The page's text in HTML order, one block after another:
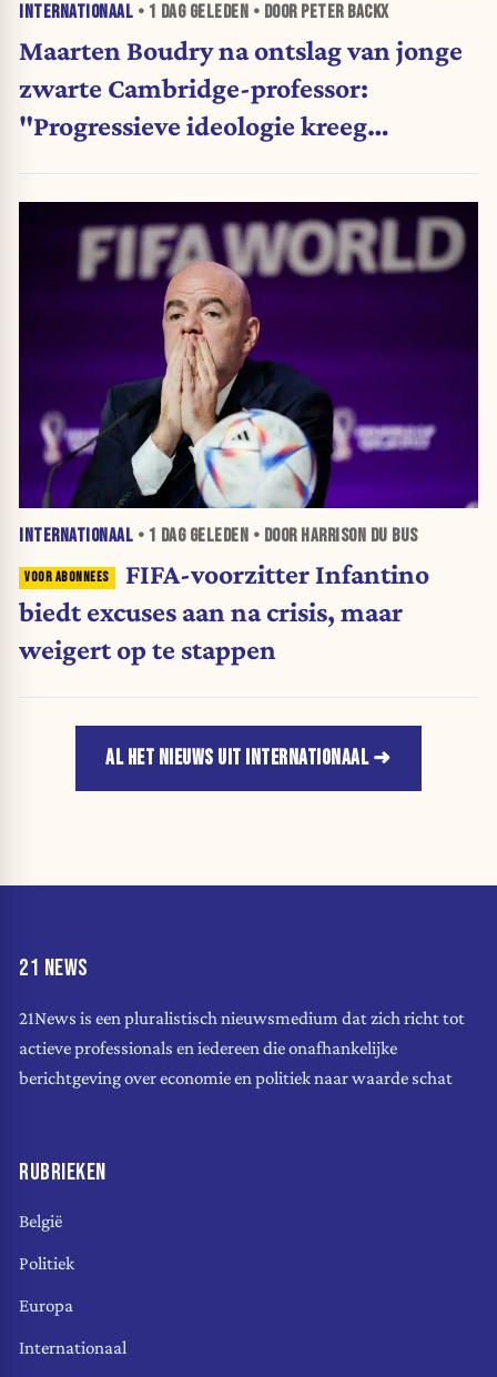
INTERNATIONAAL • 1 DAGGELEDEN • DOOR PETER BACKX
Maarten Boudry na ontslag van jonge
zwarte Cambridge-professor:
"Progressieve ideologie kreeg
INTERNATIONAAL • 1 DAGGELEDEN • DOOR HARRISON DU BUS
FIFA-voorzitter Infantino
biedt excuses aan na crisis, maar
weigert op te stappen
AL HET NIEUWS UIT INTERNATIONAAL
21 NEWS
21News is een pluralistisch nieuwsmedium dat zich richt tot
actieve professionals en iedereen die onafhankelijke
berichtgeving over economie en politiek naar waarde schat
RUBRIEKEN
België
Politiek
Europa
Internationaal